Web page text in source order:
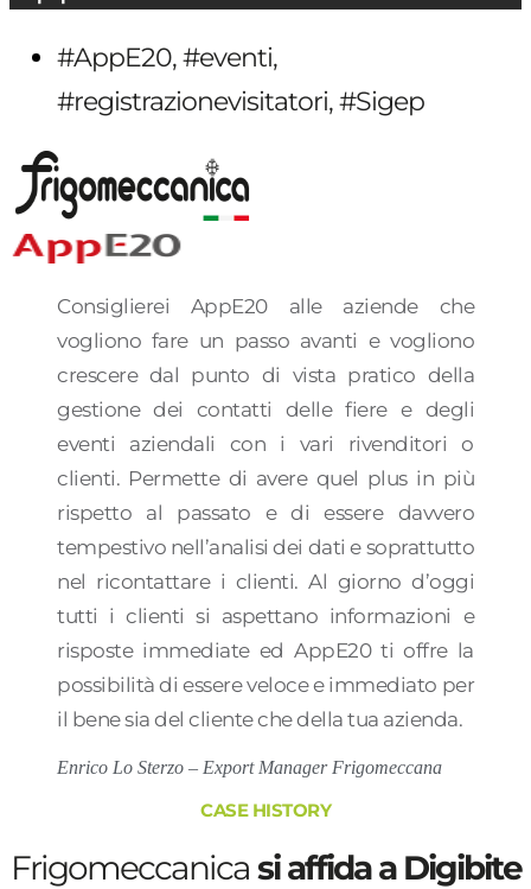
#AppE20,#eventi,
#registrazionevisitatori,#Sigep
Consiglierei AppE20 alle aziende che
vogliono fare un passo avanti e vogliono
crescere dal punto di vista pratico della
gestione dei contatti delle fiere e degli
eventi aziendali con i vari rivenditori o
clienti. Permette di avere quel plus in più
rispetto al passato e di essere davvero
tempestivo nell’analisi dei dati e soprattutto
nel ricontattare i clienti. Al giorno d’oggi
tutti i clienti si aspettano informazioni e
risposte immediate ed AppE20 ti offre la
possibilità di essere veloce e immediato per
il bene sia del cliente che della tua azienda.
Enrico Lo Sterzo – Export Manager Frigomeccana
CASE HISTORY
Frigomeccanica si affida a Digibite